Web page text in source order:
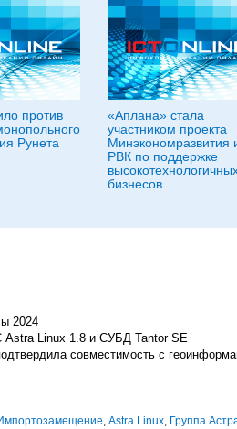
против
Рунета
«Аплана» стала
участником проекта
Минэкономразвития
РВК по поддержке
бизнесов
2024
Linux 1.8 и СУБД Tantor SE
совместимость с
, Astra Linux, Группа